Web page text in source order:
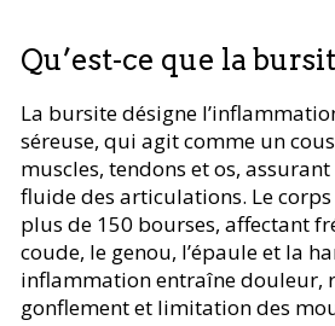
Qu’est-ce que la
La bursite désigne
séreuse, qui agit comme un
muscles, tendons et os,
fluide des articulations. Le
plus de 150 bourses, affectant
coude, le genou, l’épaule et la
inflammation entraîne douleur,
gonflement et limitation des